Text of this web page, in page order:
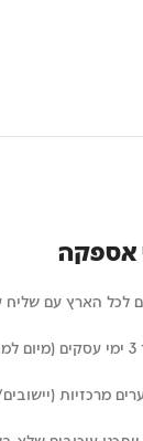
אספקה
לכל הארץ עם שליח
מרכזיות (יישובים/